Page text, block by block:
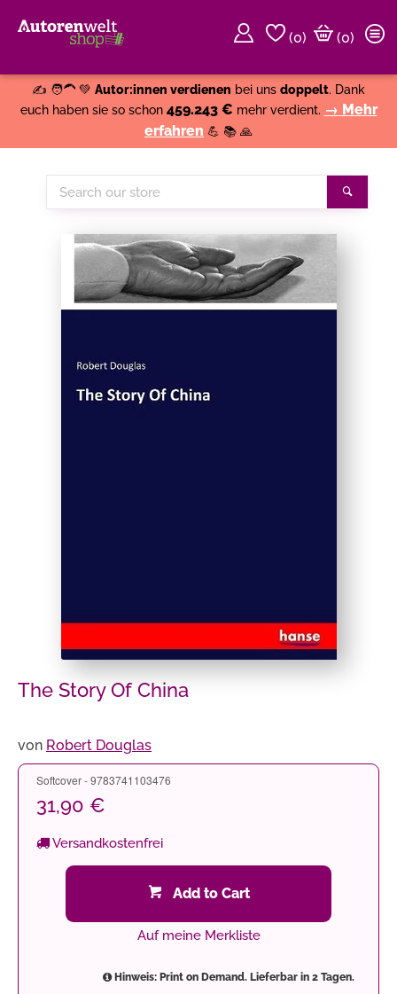
(0)
(0)
✍️ 🧑‍🦱 💚 Autor:innen verdienen bei uns doppelt. Dank
euch haben sie so schon 459.243 € mehr verdient. → Mehr
erfahren 💪 📚 🙏
Search
our
The Story Of China
von Robert Douglas
Softcover - 9783741103476
31,90 €
Versandkostenfrei
Add to Cart
Auf meine Merkliste
Hinweis: Print on Demand. Lieferbar in 2 Tagen.